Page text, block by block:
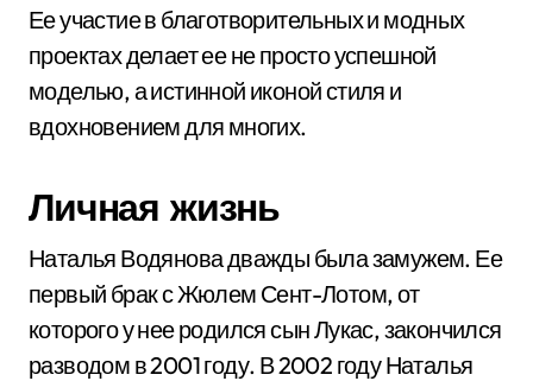
Ее участие в благотворительных и модных
проектах делает ее не просто успешной
моделью, а истинной иконой стиля и
вдохновением для многих.
Личная жизнь
Наталья Водянова дважды была замужем. Ее
первый брак с Жюлем Сент-Лотом, от
которого у нее родился сын Лукас, закончился
разводом в 2001 году. В 2002 году Наталья